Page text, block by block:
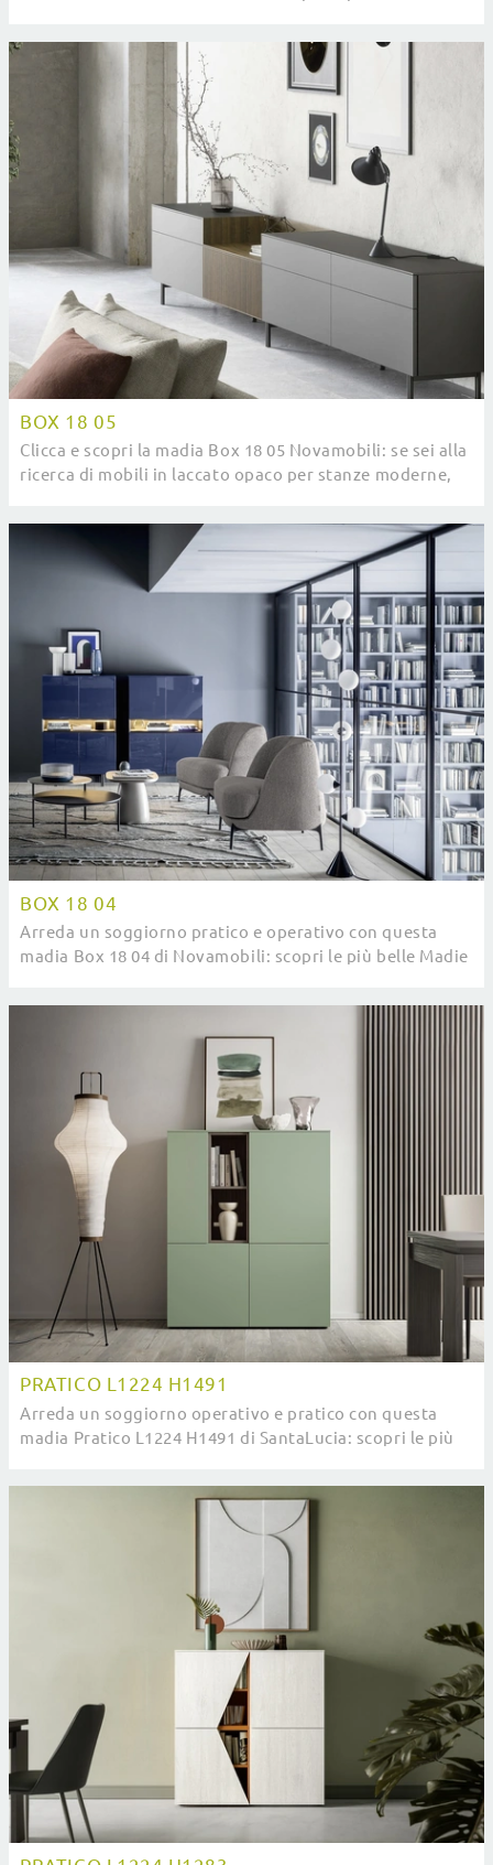
BOX 18 05
Clicca e scopri la madia Box 18 05 Novamobili: se sei alla
ricerca di mobili in laccato opaco per stanze moderne,
BOX 18 04
Arreda un soggiorno pratico e operativo con questa
madia Box 18 04 di Novamobili: scopri le più belle Madie
PRATICO L1224 H1491
Arreda un soggiorno operativo e pratico con questa
madia Pratico L1224 H1491 di SantaLucia: scopri le più